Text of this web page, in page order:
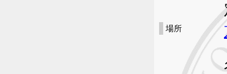
場所